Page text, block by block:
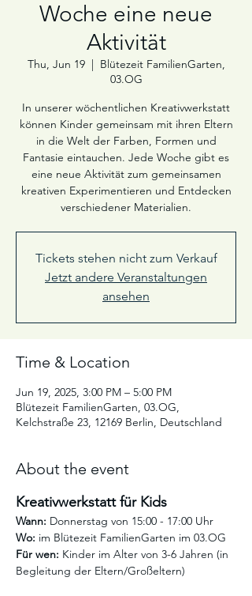
Woche eine neue
Aktivität
Thu, Jun 19
  |
Blütezeit FamilienGarten,
03.OG
In unserer wöchentlichen Kreativwerkstatt
können Kinder gemeinsam mit ihren Eltern
in die Welt der Farben, Formen und
Fantasie eintauchen. Jede Woche gibt es
eine neue Aktivität zum gemeinsamen
kreativen Experimentieren und Entdecken
verschiedener Materialien.
Tickets stehen nicht zum Verkauf
Jetzt andere Veranstaltungen
ansehen
Time & Location
Jun 19, 2025, 3:00 PM – 5:00 PM
Blütezeit FamilienGarten, 03.OG,
Kelchstraße 23, 12169 Berlin, Deutschland
About the event
Kreativwerkstatt für Kids
Wann: Donnerstag von 15:00 - 17:00 Uhr
Wo: im Blütezeit FamilienGarten im 03.OG
Für wen: Kinder im Alter von 3-6 Jahren (in
Begleitung der Eltern/Großeltern)